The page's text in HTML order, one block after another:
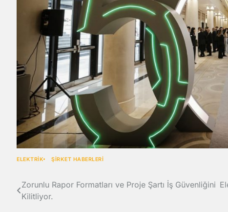
ELEKTRİK ŞİRKET HABERLERİ
Yazı
gezinmesi
Zorunlu Rapor Formatları ve Proje Şartı İş Güvenliğini
Kilitliyor.